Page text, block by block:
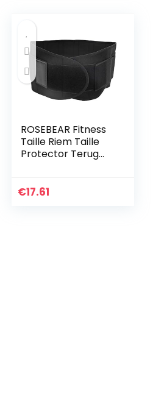
ROSEBEAR Fitness
Taille Riem Taille
Protector Terug
Riem Sterke
€17.61